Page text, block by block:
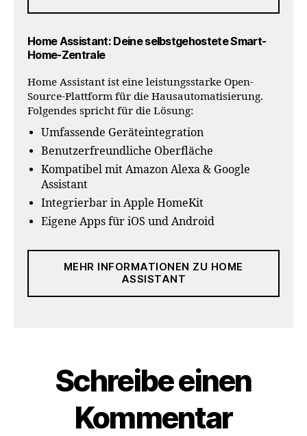
Home Assistant: Deine selbstgehostete Smart-
Home-Zentrale
Home Assistant ist eine leistungsstarke Open-
Source-Plattform für die Hausautomatisierung.
Folgendes spricht für die Lösung:
Umfassende Geräteintegration
Benutzerfreundliche Oberfläche
Kompatibel mit Amazon Alexa & Google
Assistant
Integrierbar in Apple HomeKit
Eigene Apps für iOS und Android
MEHR INFORMATIONEN ZU HOME
ASSISTANT
Schreibe einen
Kommentar